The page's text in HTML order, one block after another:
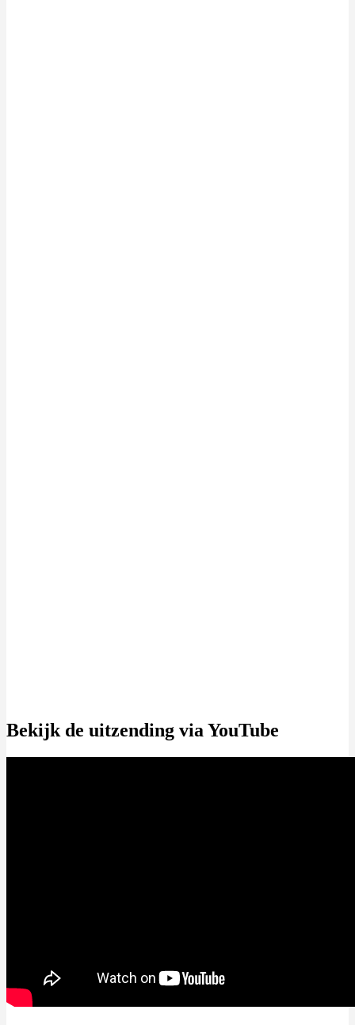
Bekijk de uitzending via YouTube